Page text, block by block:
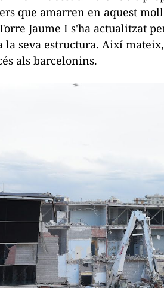
que amarren en aquest
Jaume I s'ha actualitzat
seva estructura. Així
als barcelonins.